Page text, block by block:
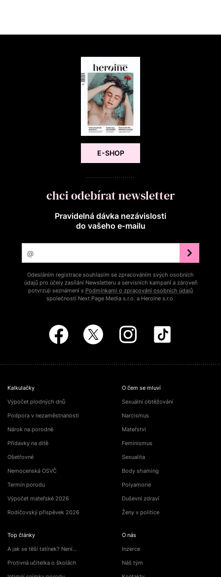
E-SHOP
chci odebírat newsletter
Pravidelná dávka nezávislosti
do vašeho e‑mailu
Odesláním registrace souhlasím se zpracováním svých osobních
údajů pro účely zasílání Newsletteru a servisních kampaní a zároveň
potvrzuji seznámení s Podmínkami o zpracování osobních údajů
společností Next Page Media s.r.o. a Heroine s.r.o.
Kalkulačky
Výpočet plodných dnů
Podpora v nezaměstnanosti
Nárok na porodné
Přídavky na dítě
Ošetřovné
Nemocenská OSVČ
Termín porodu
Výpočet mateřské 2026
Rodičovský příspěvek 2026
Top články
A jak se těší tatínek? Není…
Protivná učitelka o školách
O čem se mluví
Sexuální obtěžování
Narcismus
Mateřství
Feminismus
Sexualita
Body shaming
Polyamorie
Duševní zdraví
Ženy v politice
O nás
Inzerce
Náš tým